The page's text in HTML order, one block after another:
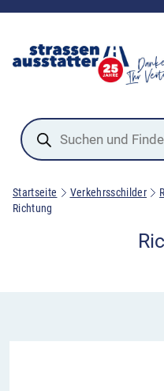
Products
search
Startseite Verkehrsschilder
Richtung